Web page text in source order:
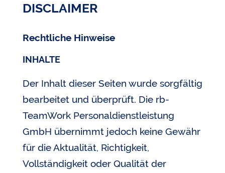
DISCLAIMER
Rechtliche Hinweise
INHALTE
Der Inhalt dieser Seiten wurde sorgfältig
bearbeitet und überprüft. Die rb-
TeamWork Personaldienstleistung
GmbH übernimmt jedoch keine Gewähr
für die Aktualität, Richtigkeit,
Vollständigkeit oder Qualität der